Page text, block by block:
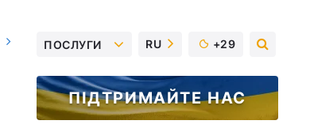
ПОСЛУГИ RU +29
ПІДТРИМАЙТЕ НАС